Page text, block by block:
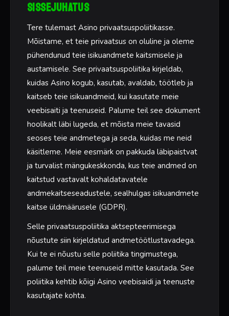
Sissejuhatus
Tere tulemast Asino privaatsuspoliitikasse.
Mõistame, et teie privaatsus on oluline ja oleme
pühendunud teie isikuandmete kaitsmisele ja
austamisele. See privaatsuspoliitika kirjeldab,
kuidas Asino kogub, kasutab, avaldab, töötleb ja
kaitseb teie isikuandmeid, kui kasutate meie
veebisaiti ja teenuseid. Palume teil see dokument
hoolikalt läbi lugeda, et mõista meie tavasid
seoses teie andmetega ja seda, kuidas me neid
käsitleme. Meie eesmärk on pakkuda läbipaistvat
ja turvalist mängukeskkonda, kus teie andmed on
kaitstud vastavalt kohaldatavatele
andmekaitseseadustele, sealhulgas isikuandmete
kaitse üldmäärusele (GDPR).
Selle privaatsuspoliitika aktsepteerimisega
nõustute siin kirjeldatud andmetöötlustavadega.
Kui te ei nõustu selle poliitika tingimustega,
palume teil meie teenuseid mitte kasutada. See
poliitika kehtib kõigi Asino veebisaidi ja teenuste
kasutajate kohta.